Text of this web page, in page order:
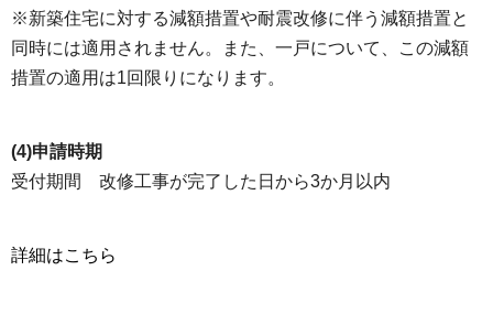
※新築住宅に対する減額措置や耐震改修に伴う減額措置と
同時には適用されません。また、一戸について、この減額
措置の適用は1回限りになります。
(4)申請時期
受付期間 改修工事が完了した日から3か月以内
詳細はこちら